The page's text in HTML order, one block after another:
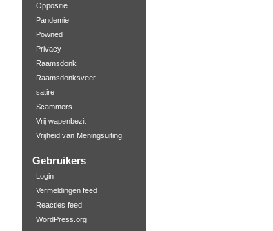
Oppositie
Pandemie
Powned
Privacy
Raamsdonk
Raamsdonksveer
satire
Scammers
Vrij wapenbezit
Vrijheid van Meningsuiting
Gebruikers
Login
Vermeldingen feed
Reacties feed
WordPress.org